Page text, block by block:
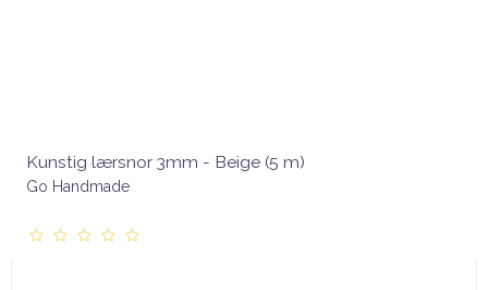
Kunstig lærsnor 3mm - Beige (5 m)
Go Handmade